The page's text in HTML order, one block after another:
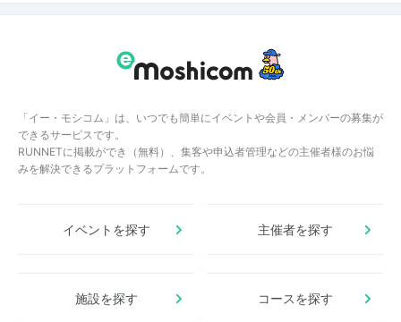
「イー・モシコム」は、いつでも簡単にイベントや会員・メンバーの募集が
できるサービスです。
RUNNETに掲載ができ（無料）、集客や申込者管理などの主催者様のお悩
みを解決できるプラットフォームです。
イベントを探す 主催者を探す
施設を探す コースを探す